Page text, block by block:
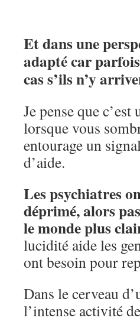
Et dans une
adapté car
cas s’ils n’y
Je pense que
lorsque vous
entourage un
d’aide.
Les psychiatres
déprimé, alors
le monde plus
lucidité aide les
ont besoin pour
Dans le cerveau
l’intense activité